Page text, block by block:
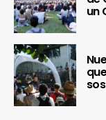
un